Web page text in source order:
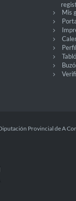
Mis
Provincial de A